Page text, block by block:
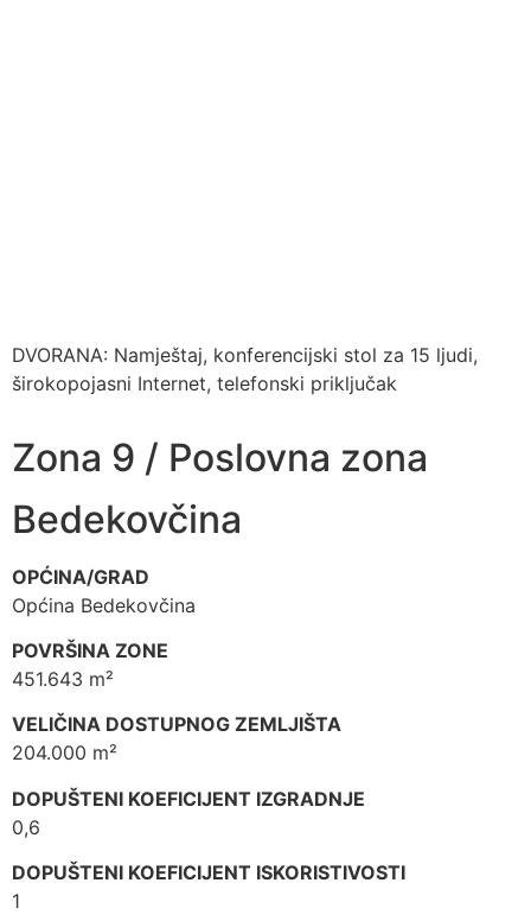
DVORANA: Namještaj, konferencijski stol za 15 ljudi,
širokopojasni Internet, telefonski priključak
Zona 9 / Poslovna zona
Bedekovčina
OPĆINA/GRAD
Općina Bedekovčina
POVRŠINA ZONE
451.643 m²
VELIČINA DOSTUPNOG ZEMLJIŠTA
204.000 m²
DOPUŠTENI KOEFICIJENT IZGRADNJE
0,6
DOPUŠTENI KOEFICIJENT ISKORISTIVOSTI
1